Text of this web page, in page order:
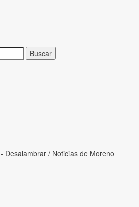
- Desalambrar / Noticias de Moreno